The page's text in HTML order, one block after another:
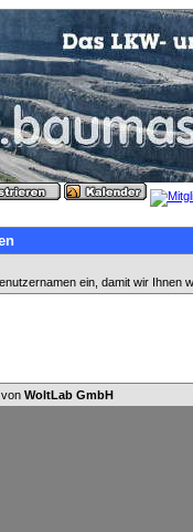
ein, damit wir Ihnen
von WoltLab GmbH